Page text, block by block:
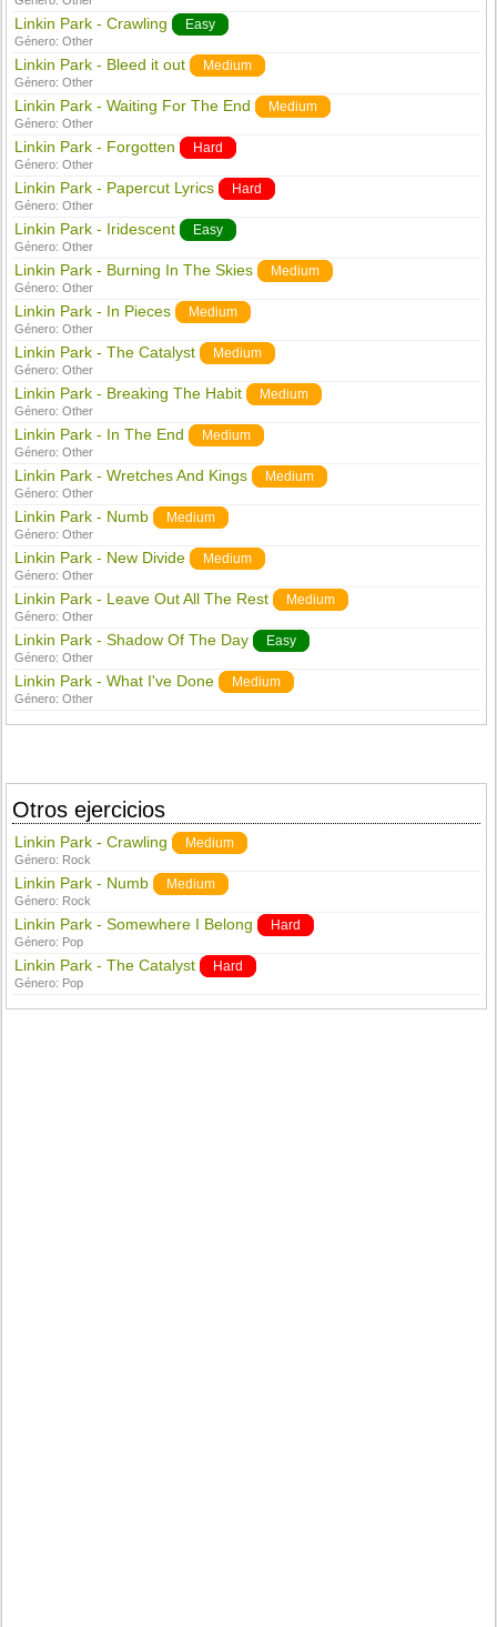
Linkin Park - Crawling Easy
Género:Other
Linkin Park - Bleed it out Medium
Género:Other
Linkin Park - Waiting For The End Medium
Género:Other
Linkin Park - Forgotten Hard
Género:Other
Linkin Park - Papercut Lyrics Hard
Género:Other
Linkin Park - Iridescent Easy
Género:Other
Linkin Park - Burning In The Skies Medium
Género:Other
Linkin Park - In Pieces Medium
Género:Other
Linkin Park - The Catalyst Medium
Género:Other
Linkin Park - Breaking The Habit Medium
Género:Other
Linkin Park - In The End Medium
Género:Other
Linkin Park - Wretches And Kings Medium
Género:Other
Linkin Park - Numb Medium
Género:Other
Linkin Park - New Divide Medium
Género:Other
Linkin Park - Leave Out All The Rest Medium
Género:Other
Linkin Park - Shadow Of The Day Easy
Género:Other
Linkin Park - What I've Done Medium
Género:Other
Otros ejercicios
Linkin Park - Crawling Medium
Género: Rock
Linkin Park - Numb Medium
Género: Rock
Linkin Park - Somewhere I Belong Hard
Género: Pop
Linkin Park - The Catalyst Hard
Género: Pop